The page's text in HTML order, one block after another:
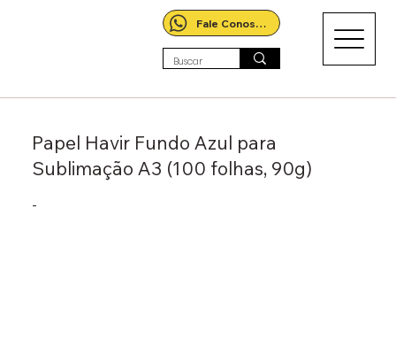
Fale Conosco!
Papel Havir Fundo Azul para
Sublimação A3 (100 folhas, 90g)
-